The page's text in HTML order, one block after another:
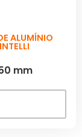
ALUMÍNIO
INTELLI
mm